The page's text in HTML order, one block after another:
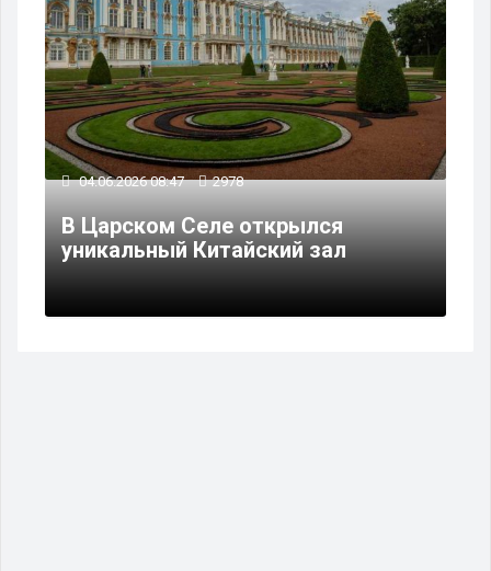
04.06.2026 08:47 2978
В Царском Селе открылся
уникальный Китайский зал